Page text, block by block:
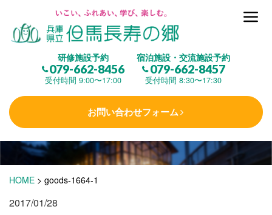
研修施設予約
079-662-8456
受付時間 9:00〜17:00
宿泊施設・交流施設予約
079-662-8457
受付時間 8:30〜17:30
お問い合わせフォーム
但馬長寿の郷とは
(研修施設)
楽しむ
学 ぶ(健康福祉)
HOME > goods-1664-1
2017/01/28